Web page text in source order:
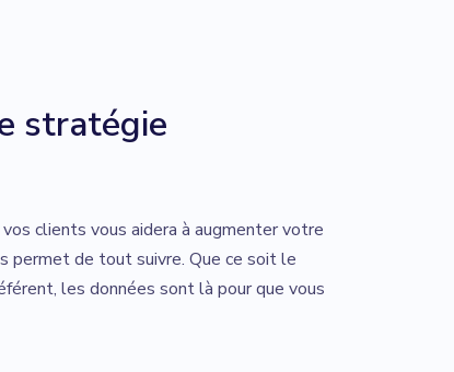
stratégie
clients vous aidera à augmenter votre
permet de tout suivre. Que ce soit le
les données sont là pour que vous